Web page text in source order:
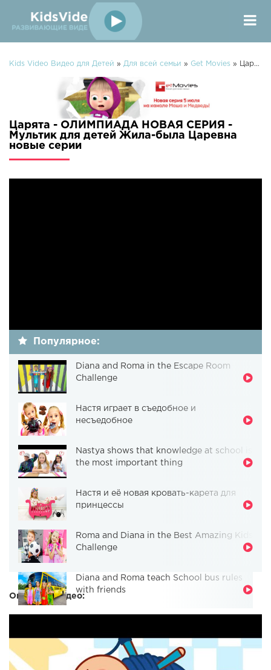
Kids Video Видео для Детей » Для всей семьи » Get Movies » Царята - ОЛИМПИАДА НОВАЯ СЕРИЯ - Мультик для детей Жила-была Царевна
Царята - ОЛИМПИАДА НОВАЯ СЕРИЯ -
Мультик для детей Жила-была Царевна
новые серии
Популярное:
Diana and Roma in the Escape Room
Challenge
Настя играет в съедобное и
несъедобное
Nastya shows that knowledge at school is
the most important thing
Настя и её новая кровать-карета для
принцессы
Roma and Diana in the Best Amazing Kids
Challenge
Diana and Roma teach School bus rules
with friends
Описание видео: